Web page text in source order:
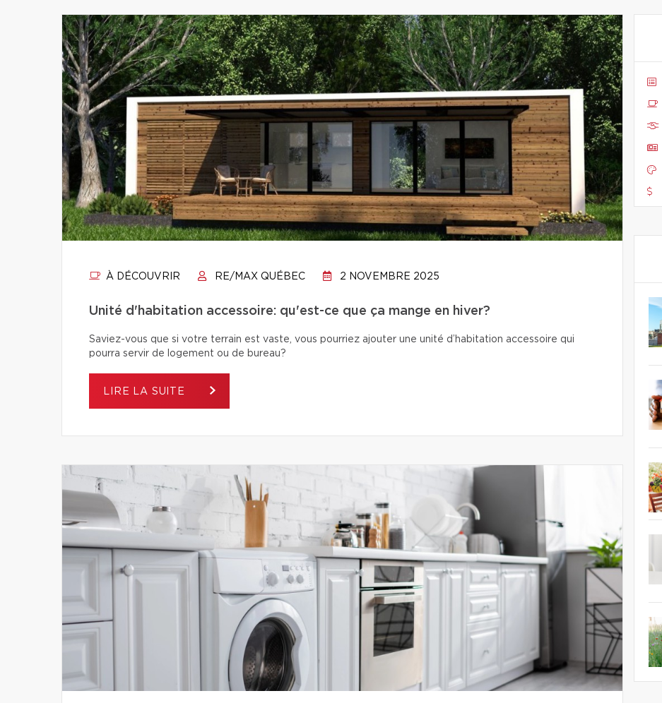
À DÉCOUVRIR RE/MAX QUÉBEC 2 NOVEMBRE 2025
Unité d'habitation accessoire: qu'est-ce que ça mange en hiver?
Saviez-vous que si votre terrain est vaste, vous pourriez ajouter une unité d’habitation accessoire qui
pourra servir de logement ou de bureau?
LIRE LA SUITE